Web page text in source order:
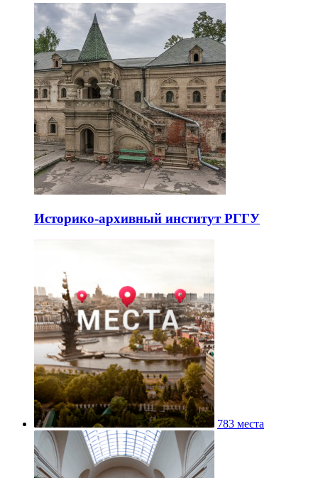
Историко-архивный институт РГГУ
783 места